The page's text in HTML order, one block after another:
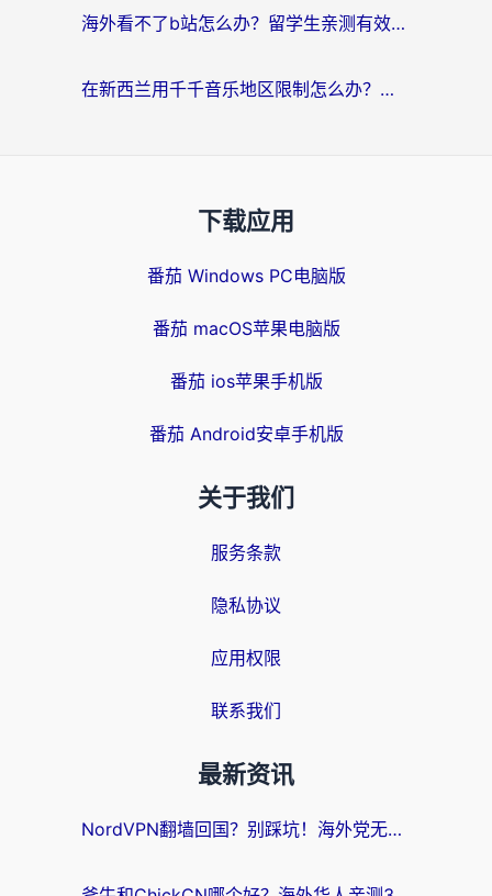
海外看不了b站怎么办？留学生亲测有效的回国加速器选择攻略，解决豆瓣音乐、美团外卖难题
在新西兰用千千音乐地区限制怎么办？海外华人必备的回国加速解决方案
下载应用
番茄 Windows PC电脑版
番茄 macOS苹果电脑版
番茄 ios苹果手机版
番茄 Android安卓手机版
关于我们
服务条款
隐私协议
应用权限
联系我们
最新资讯
NordVPN翻墙回国？别踩坑！海外党无缝访问国内资源的真实指南